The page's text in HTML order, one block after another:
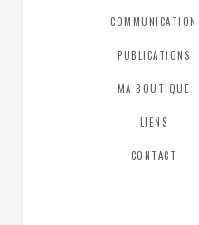
COMMUNICATION
PUBLICATIONS
MA BOUTIQUE
LIENS
CONTACT